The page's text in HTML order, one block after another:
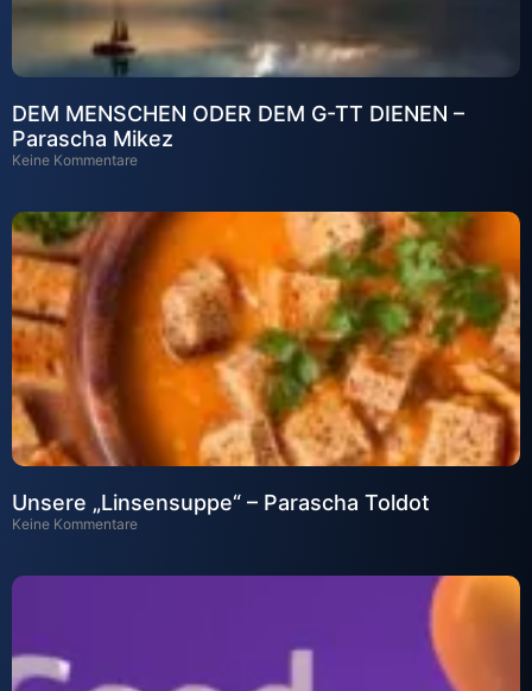
DEM MENSCHEN ODER DEM G-TT DIENEN –
Parascha Mikez
Keine Kommentare
Unsere „Linsensuppe“ – Parascha Toldot
Keine Kommentare